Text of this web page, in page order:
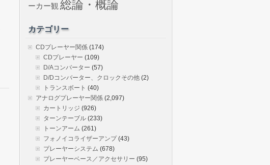
ーカー観 総論・概論
カテゴリー
CDプレーヤー関係 (174)
CDプレーヤー (109)
D/Aコンバーター (57)
D/Dコンバーター、クロックその他 (2)
トランスボート (40)
アナログプレーヤー関係 (2,097)
カートリッジ (926)
ターンテーブル (233)
トーンアーム (261)
フォノイコライザーアンプ(43)
プレーヤーシステム (678)
プレーヤーベース／アクセサリー (95)